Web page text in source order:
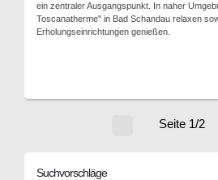
ein zentraler Ausgangspunkt. In naher
Toscanatherme" in Bad Schandau relaxen
Erholungseinrichtungen genießen.
Seite 1/2
Suchvorschläge